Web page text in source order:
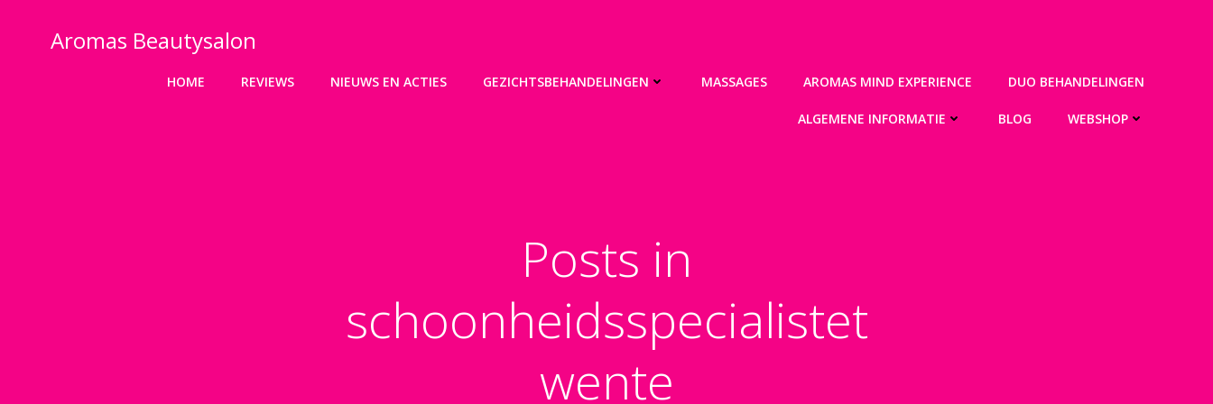
Aromas Beautysalon
HOME REVIEWS NIEUWS EN ACTIES GEZICHTSBEHANDELINGEN MASSAGES AROMAS MIND EXPERIENCE DUO BEHANDELINGEN
ALGEMENE INFORMATIE BLOG WEBSHOP
Posts in
schoonheidsspecialistet
wente